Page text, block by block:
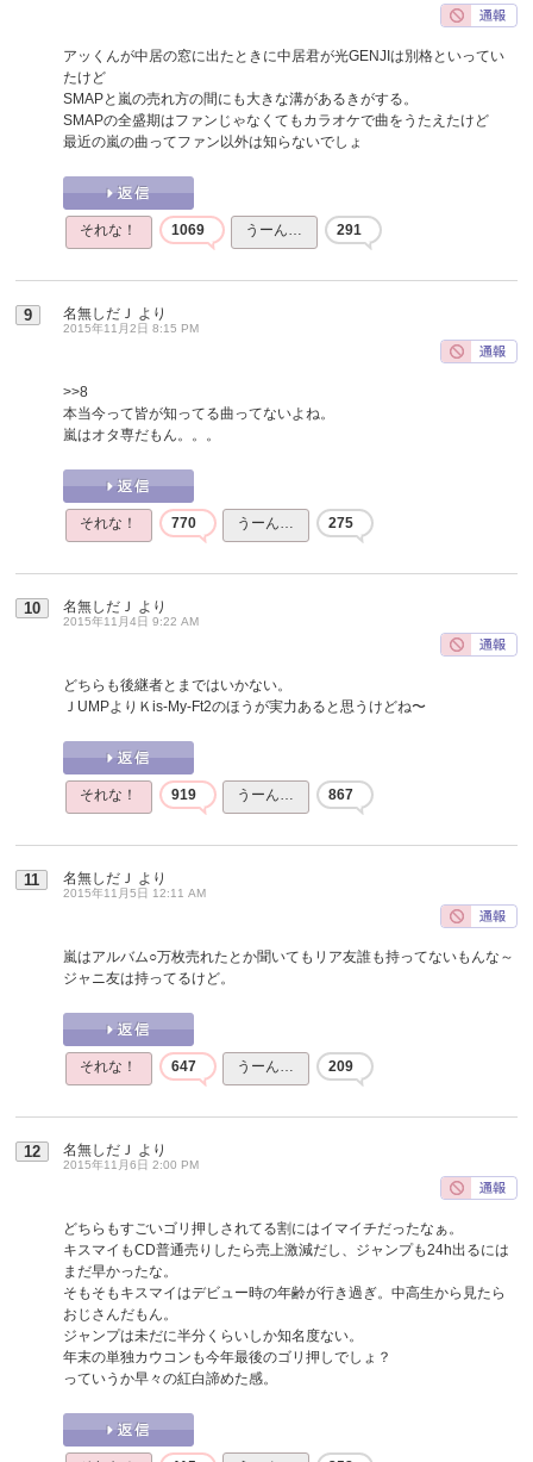
アッくんが中居の窓に出たときに中居君が光GENJIは別格といってい
たけど
SMAPと嵐の売れ方の間にも大きな溝があるきがする。
SMAPの全盛期はファンじゃなくてもカラオケで曲をうたえたけど
最近の嵐の曲ってファン以外は知らないでしょ
それな！ 1069 うーん… 291
9 名無しだＪ より
2015年11月2日 8:15 PM
>>8
本当今って皆が知ってる曲ってないよね。
嵐はオタ専だもん。。。
それな！ 770 うーん… 275
10 名無しだＪ より
2015年11月4日 9:22 AM
どちらも後継者とまではいかない。
ＪUMPよりＫis-My-Ft2のほうが実力あると思うけどね〜
それな！ 919 うーん… 867
11 名無しだＪ より
2015年11月5日 12:11 AM
嵐はアルバム○万枚売れたとか聞いてもリア友誰も持ってないもんな～
ジャニ友は持ってるけど。
それな！ 647 うーん… 209
12 名無しだＪ より
2015年11月6日 2:00 PM
どちらもすごいゴリ押しされてる割にはイマイチだったなぁ。
キスマイもCD普通売りしたら売上激減だし、ジャンプも24h出るには
まだ早かったな。
そもそもキスマイはデビュー時の年齢が行き過ぎ。中高生から見たら
おじさんだもん。
ジャンプは未だに半分くらいしか知名度ない。
年末の単独カウコンも今年最後のゴリ押しでしょ？
っていうか早々の紅白諦めた感。